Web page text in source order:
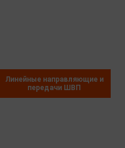
Линейные направляющие и
передачи ШВП